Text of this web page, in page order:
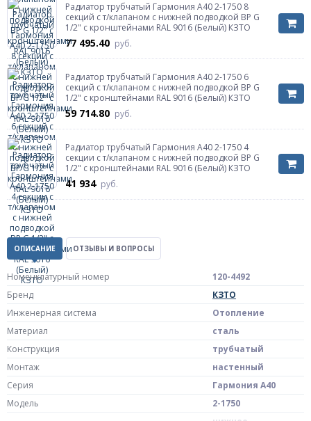
Радиатор трубчатый Гармония А40 2-1750 8
секций с т/клапаном с нижней подводкой ВР G
1/2" с кронштейнами RAL 9016 (Белый) КЗТО
77 495.40 руб.
Радиатор трубчатый Гармония А40 2-1750 6
секций с т/клапаном с нижней подводкой ВР G
1/2" с кронштейнами RAL 9016 (Белый) КЗТО
59 714.80 руб.
Радиатор трубчатый Гармония А40 2-1750 4
секции с т/клапаном с нижней подводкой ВР G
1/2" с кронштейнами RAL 9016 (Белый) КЗТО
41 934 руб.
ОПИСАНИЕ ОТЗЫВЫ И ВОПРОСЫ
Номенклатурный номер
120-4492
Бренд
КЗТО
Инженерная система
Отопление
Материал
сталь
Конструкция
трубчатый
Монтаж
настенный
Серия
Гармония А40
Модель
2-1750